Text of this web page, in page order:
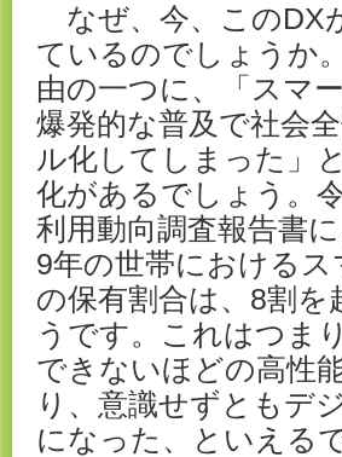
なぜ、今、このDX
ているのでしょうか
由の一つに、「スマ
爆発的な普及で社会
ル化してしまった」
化があるでしょう。
利用動向調査報告書
9年の世帯におけるス
の保有割合は、8割を
うです。これはつま
できないほどの高性
り、意識せずともデ
になった、といえる